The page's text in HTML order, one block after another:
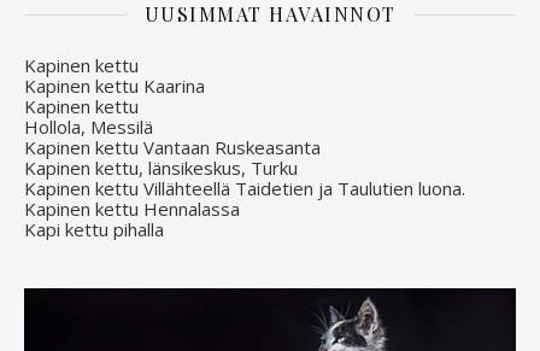
UUSIMMAT HAVAINNOT
Kapinen kettu
Kapinen kettu Kaarina
Kapinen kettu
Hollola, Messilä
Kapinen kettu Vantaan Ruskeasanta
Kapinen kettu, länsikeskus, Turku
Kapinen kettu Villähteellä Taidetien ja Taulutien luona.
Kapinen kettu Hennalassa
Kapi kettu pihalla